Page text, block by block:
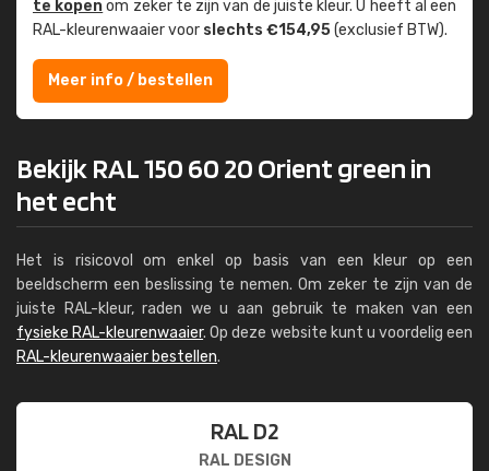
te kopenom zeker te zijn van de juiste kleur. U heeft al een
RAL-kleuren­waaier voor slechts €154,95(exclusief BTW).
Meer info / bestellen
Bekijk RAL 150 60 20 Orient green in
het echt
Het is risicovol om enkel op basis van een kleur op een
beeldscherm een beslissing te nemen. Om zeker te zijn van de
juiste RAL-kleur, raden we u aan gebruik te maken van een
fysieke RAL-kleurenwaaier. Op deze website kunt u voordelig een
RAL-kleurenwaaier bestellen.
RAL D2
RAL DESIGN